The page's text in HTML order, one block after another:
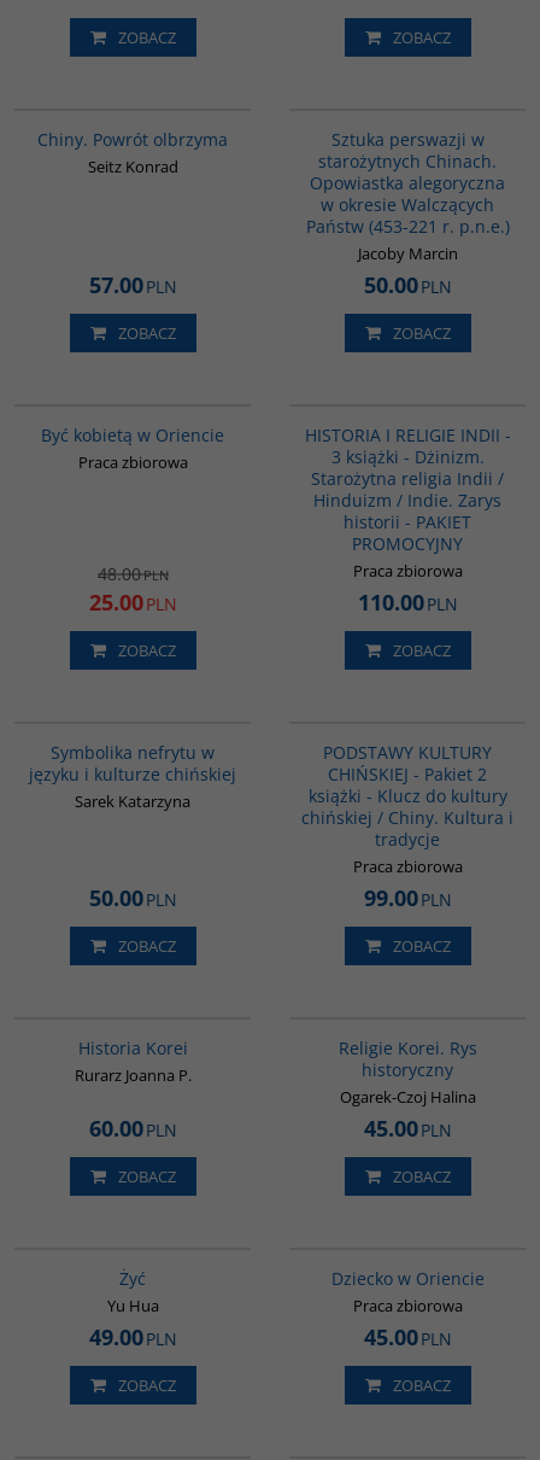
ZOBACZ ZOBACZ
Chiny. Powrót olbrzyma
Seitz Konrad
57.00PLN
ZOBACZ
Sztuka perswazji w
starożytnych Chinach.
Opowiastka alegoryczna
w okresie Walczących
Państw (453-221 r. p.n.e.)
Jacoby Marcin
50.00PLN
ZOBACZ
Być kobietą w Oriencie
Praca zbiorowa
48.00PLN
25.00PLN
ZOBACZ
HISTORIA I RELIGIE INDII -
3 książki - Dżinizm.
Starożytna religia Indii /
Hinduizm / Indie. Zarys
historii - PAKIET
PROMOCYJNY
Praca zbiorowa
110.00PLN
ZOBACZ
Symbolika nefrytu w
języku i kulturze chińskiej
Sarek Katarzyna
50.00PLN
ZOBACZ
PODSTAWY KULTURY
CHIŃSKIEJ - Pakiet 2
książki - Klucz do kultury
chińskiej / Chiny. Kultura i
tradycje
Praca zbiorowa
99.00PLN
ZOBACZ
Historia Korei
Rurarz Joanna P.
60.00PLN
ZOBACZ
Religie Korei. Rys
historyczny
Ogarek-Czoj Halina
45.00PLN
ZOBACZ
Żyć
Yu Hua
49.00PLN
ZOBACZ
Dziecko w Oriencie
Praca zbiorowa
45.00PLN
ZOBACZ